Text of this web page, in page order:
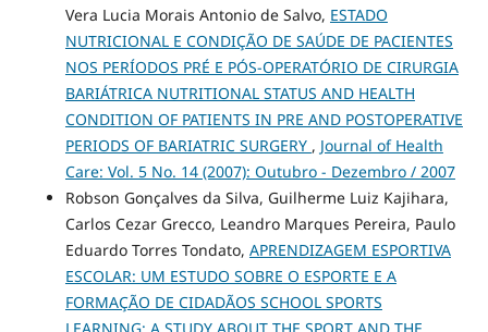
Vera Lucia Morais Antonio de Salvo, ESTADO
NUTRICIONAL E CONDIÇÃO DE SAÚDE DE PACIENTES
NOS PERÍODOS PRÉ E PÓS-OPERATÓRIO DE CIRURGIA
BARIÁTRICA NUTRITIONAL STATUS AND HEALTH
CONDITION OF PATIENTS IN PRE AND POSTOPERATIVE
PERIODS OF BARIATRIC SURGERY , Journal of Health
Care: Vol. 5 No. 14 (2007): Outubro - Dezembro / 2007
Robson Gonçalves da Silva, Guilherme Luiz Kajihara,
Carlos Cezar Grecco, Leandro Marques Pereira, Paulo
Eduardo Torres Tondato, APRENDIZAGEM ESPORTIVA
ESCOLAR: UM ESTUDO SOBRE O ESPORTE E A
FORMAÇÃO DE CIDADÃOS SCHOOL SPORTS